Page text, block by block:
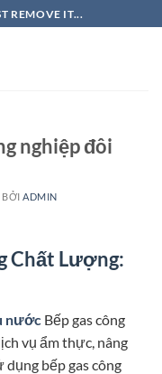
REMOVE IT...
nghiệp đôi
BỞI ADMIN
Chất Lượng:
nước Bếp gas công
vụ ẩm thực, nâng
bếp gas công